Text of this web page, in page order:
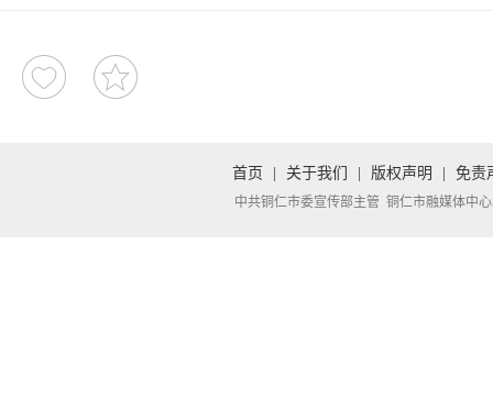
首页 关于我们 版权声明 免责
中共铜仁市委宣传部主管 铜仁市融媒体中心